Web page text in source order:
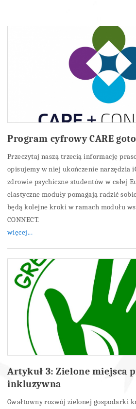
Program cyfrowy CARE
Przeczytaj naszą trzecią informację
opisujemy w niej ukończenie narzędzia
zdrowie psychiczne studentów w całej
elastyczne moduły pomagają radzić
będą kolejne kroki w ramach modułu
CONNECT.
więcej...
Artykuł 3: Zielone miejsca
inkluzywna
Gwałtowny rozwój zielonej gospodarki